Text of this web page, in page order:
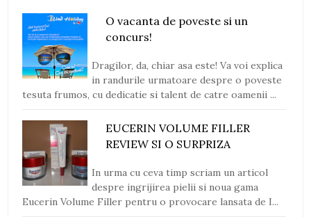
O vacanta de poveste si un
concurs!
Dragilor, da, chiar asa este! Va voi explica
in randurile urmatoare despre o poveste
tesuta frumos, cu dedicatie si talent de catre oamenii ...
EUCERIN VOLUME FILLER
REVIEW SI O SURPRIZA
In urma cu ceva timp scriam un articol
despre ingrijirea pielii si noua gama
Eucerin Volume Filler pentru o provocare lansata de I...